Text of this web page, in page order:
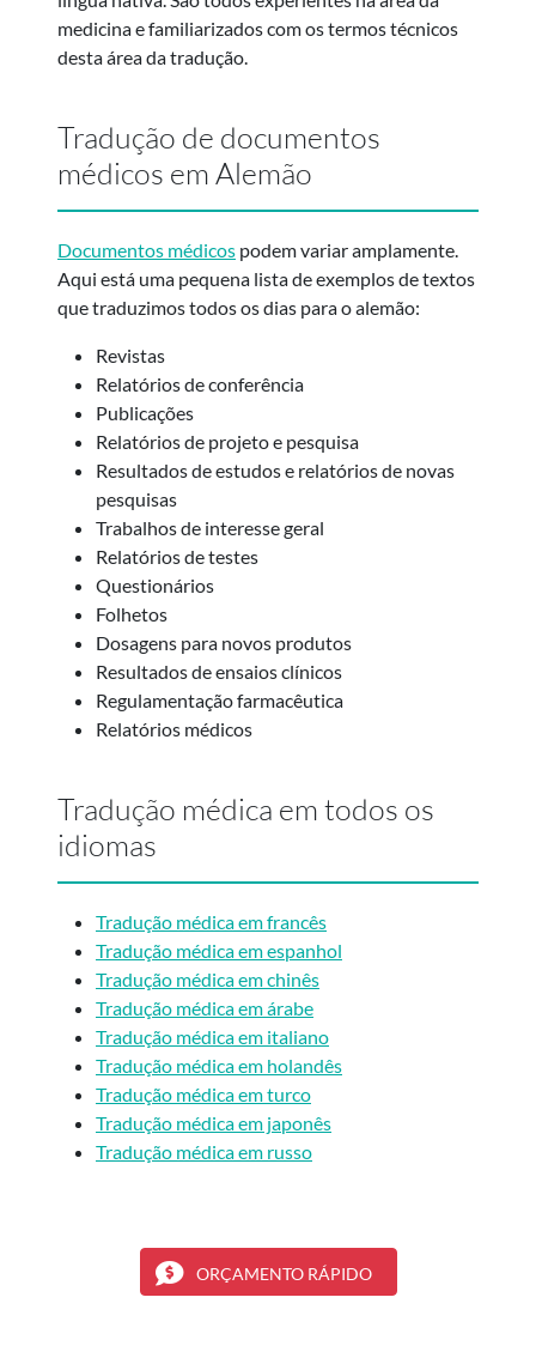
medicina e familiarizados com os termos técnicos
desta área da tradução.
Tradução de documentos
médicos em Alemão
Documentos médicos podem variar amplamente.
Aqui está uma pequena lista de exemplos de textos
que traduzimos todos os dias para o alemão:
Revistas
Relatórios de conferência
Publicações
Relatórios de projeto e pesquisa
Resultados de estudos e relatórios de novas
pesquisas
Trabalhos de interesse geral
Relatórios de testes
Questionários
Folhetos
Dosagens para novos produtos
Resultados de ensaios clínicos
Regulamentação farmacêutica
Relatórios médicos
Tradução médica em todos os
idiomas
Tradução médica em francês
Tradução médica em espanhol
Tradução médica em chinês
Tradução médica em árabe
Tradução médica em italiano
Tradução médica em holandês
Tradução médica em turco
Tradução médica em japonês
Tradução médica em russo
ORÇAMENTO RÁPIDO